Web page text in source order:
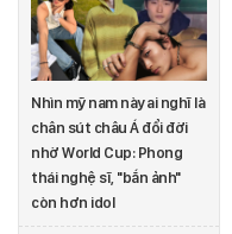
Nhìn mỹ nam này ai nghĩ là
chân sút châu Á đổi đời
nhờ World Cup: Phong
thái nghệ sĩ, "bắn ảnh"
còn hơn idol